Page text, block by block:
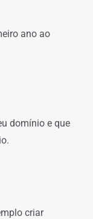
ano ao
domínio e que
criar